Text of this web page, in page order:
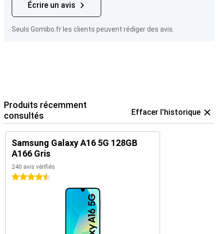
Écrire un avis
Seuls Gomibo.fr les clients peuvent rédiger des avis.
Produits récemment
consultés
Effacer l'historique
Samsung Galaxy A16 5G 128GB
A166 Gris
240 avis vérifiés
4.5 étoiles